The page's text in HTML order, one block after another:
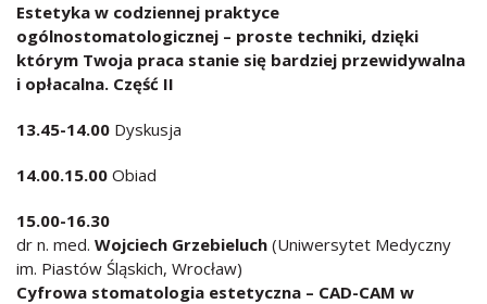
Estetyka w codziennej praktyce
ogólnostomatologicznej – proste techniki, dzięki
którym Twoja praca stanie się bardziej przewidywalna
i opłacalna. Część II
13.45-14.00 Dyskusja
14.00.15.00 Obiad
15.00-16.30
dr n. med. Wojciech Grzebieluch (Uniwersytet Medyczny
im. Piastów Śląskich, Wrocław)
Cyfrowa stomatologia estetyczna – CAD-CAM w